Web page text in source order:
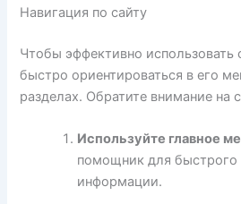
Навигация по сайту
Чтобы эффективно использовать
быстро ориентироваться в его
разделах. Обратите внимание на
Используйте главное
помощник для быстрого
информации.